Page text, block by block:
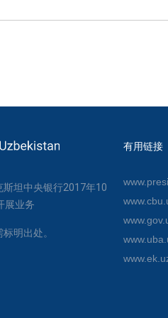
坦中央银行2017年10
展业务
明出处。
有用链接